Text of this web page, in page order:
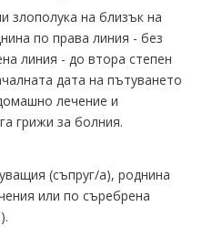
злополука на близък на
по права линия - без
линия - до втора степен
дата на пътуването
лечение и
грижи за болния.
(съпруг/а), роднина
или по съребрена